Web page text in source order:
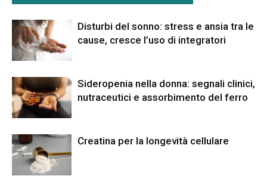
Disturbi del sonno: stress e ansia tra le
cause, cresce l’uso di integratori
Sideropenia nella donna: segnali clinici,
nutraceutici e assorbimento del ferro
Creatina per la longevità cellulare